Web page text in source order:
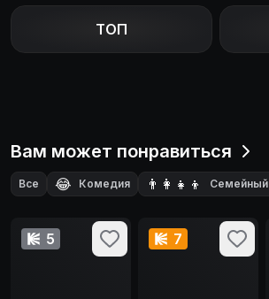
ТОП
Вам может понравиться
Все 😂 Комедия 👨‍👩‍👧‍👦 Семейный
5 7